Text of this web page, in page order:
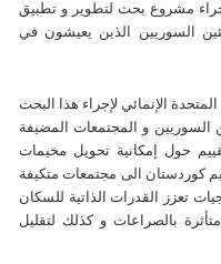
مشروع بحث لتطوير و تطبيق
السوريين الذين يعيشون في
الإنمائي لإجراء هذا البحث
السوريين و المجتمعات المضيفة
حول إمكانية تحويل مخيمات
كوردستان الى مجتمعات متكيفة
تعزز القدرات الذاتية للسكان
بالصراعات و كذلك لتقليل